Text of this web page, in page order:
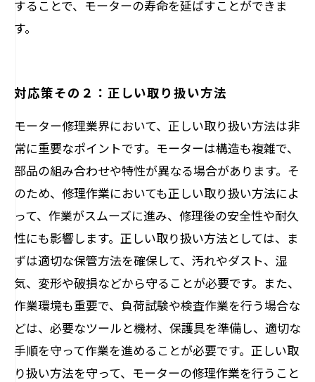
することで、モーターの寿命を延ばすことができま
す。
対応策その２：正しい取り扱い方法
モーター修理業界において、正しい取り扱い方法は非
常に重要なポイントです。モーターは構造も複雑で、
部品の組み合わせや特性が異なる場合があります。そ
のため、修理作業においても正しい取り扱い方法によ
って、作業がスムーズに進み、修理後の安全性や耐久
性にも影響します。正しい取り扱い方法としては、ま
ずは適切な保管方法を確保して、汚れやダスト、湿
気、変形や破損などから守ることが必要です。また、
作業環境も重要で、負荷試験や検査作業を行う場合な
どは、必要なツールと機材、保護具を準備し、適切な
手順を守って作業を進めることが必要です。正しい取
り扱い方法を守って、モーターの修理作業を行うこと